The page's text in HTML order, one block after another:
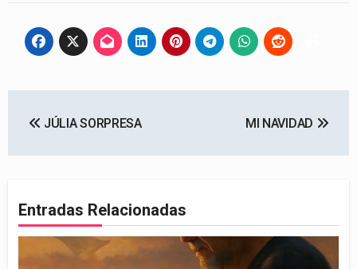
de
JÚLIA SORPRESA MI NAVIDAD
Entradas Relacionadas